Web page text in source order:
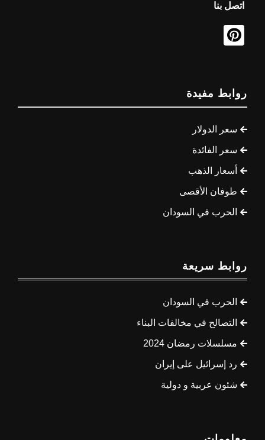
اتصل بنا
روابط مفيدة
سعر الدولار
سعر الفائدة
أسعار الذهب
طوفان الأقصى
الحرب في السودان
روابط سريعة
الحرب في السودان
التصالح في مخالفات البناء
مسلسلات رمضان 2024
رد إسرائيل على إيران
شئون عربية و دولية